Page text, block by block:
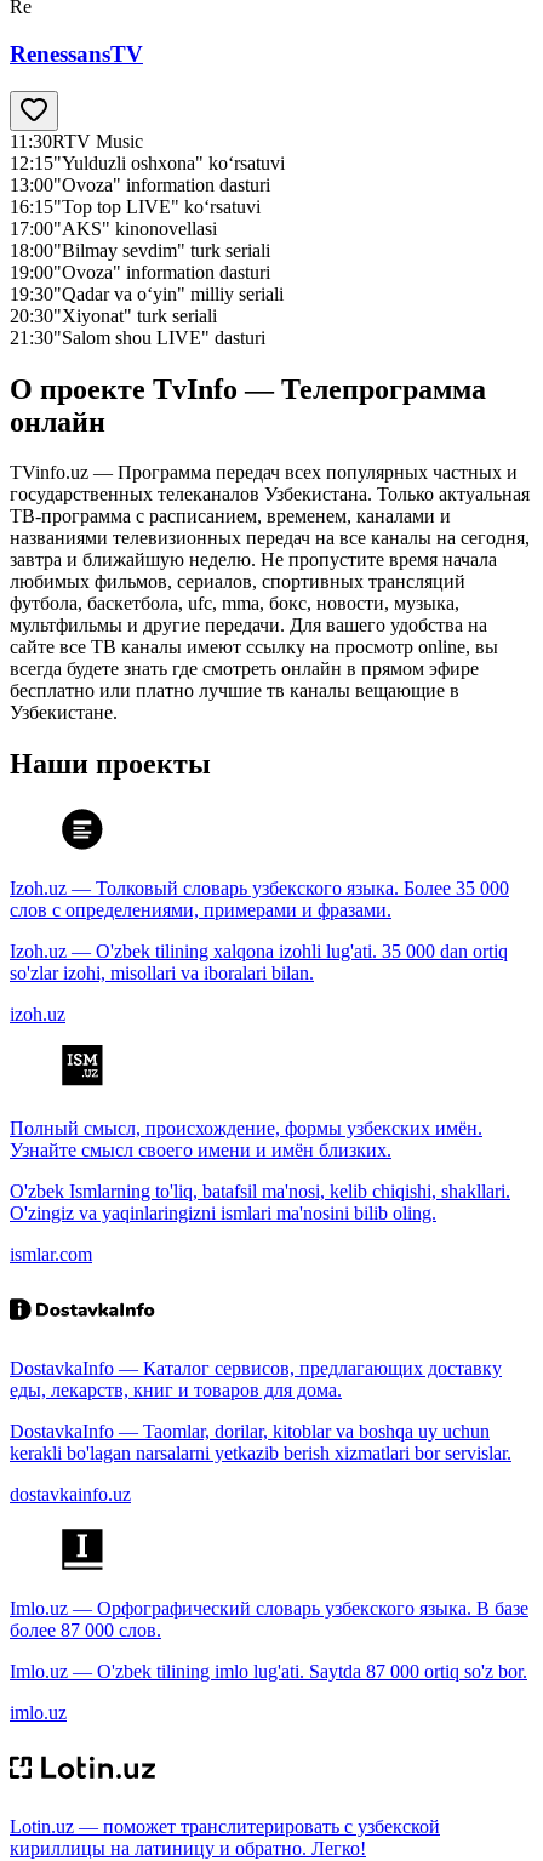
Re
RenessansTV
11:30RTV Music
12:15"Yulduzli oshxona" ko‘rsatuvi
13:00"Ovoza" information dasturi
16:15"Top top LIVE" ko‘rsatuvi
17:00"AKS" kinonovellasi
18:00"Bilmay sevdim" turk seriali
19:00"Ovoza" information dasturi
19:30"Qadar va o‘yin" milliy seriali
20:30"Xiyonat" turk seriali
21:30"Salom shou LIVE" dasturi
О проекте TvInfo — Телепрограмма
онлайн
TVinfo.uz — Программа передач всех популярных частных и
государственных телеканалов Узбекистана. Только актуальная
ТВ-программа с расписанием, временем, каналами и
названиями телевизионных передач на все каналы на сегодня,
завтра и ближайшую неделю. Не пропустите время начала
любимых фильмов, сериалов, спортивных трансляций
футбола, баскетбола, ufc, mma, бокс, новости, музыка,
мультфильмы и другие передачи. Для вашего удобства на
сайте все ТВ каналы имеют ссылку на просмотр online, вы
всегда будете знать где смотреть онлайн в прямом эфире
бесплатно или платно лучшие тв каналы вещающие в
Узбекистане.
Наши проекты
Izoh.uz — Толковый словарь узбекского языка. Более 35 000
слов с определениями, примерами и фразами.
Izoh.uz — O'zbek tilining xalqona izohli lug'ati. 35 000 dan ortiq
so'zlar izohi, misollari va iboralari bilan.
izoh.uz
Полный смысл, происхождение, формы узбекских имён.
Узнайте смысл своего имени и имён близких.
O'zbek Ismlarning to'liq, batafsil ma'nosi, kelib chiqishi, shakllari.
O'zingiz va yaqinlaringizni ismlari ma'nosini bilib oling.
ismlar.com
DostavkaInfo — Каталог сервисов, предлагающих доставку
еды, лекарств, книг и товаров для дома.
DostavkaInfo — Taomlar, dorilar, kitoblar va boshqa uy uchun
kerakli bo'lagan narsalarni yetkazib berish xizmatlari bor servislar.
dostavkainfo.uz
Imlo.uz — Орфографический словарь узбекского языка. В базе
более 87 000 слов.
Imlo.uz — O'zbek tilining imlo lug'ati. Saytda 87 000 ortiq so'z bor.
imlo.uz
Lotin.uz — поможет транслитерировать с узбекской
кириллицы на латиницу и обратно. Легко!